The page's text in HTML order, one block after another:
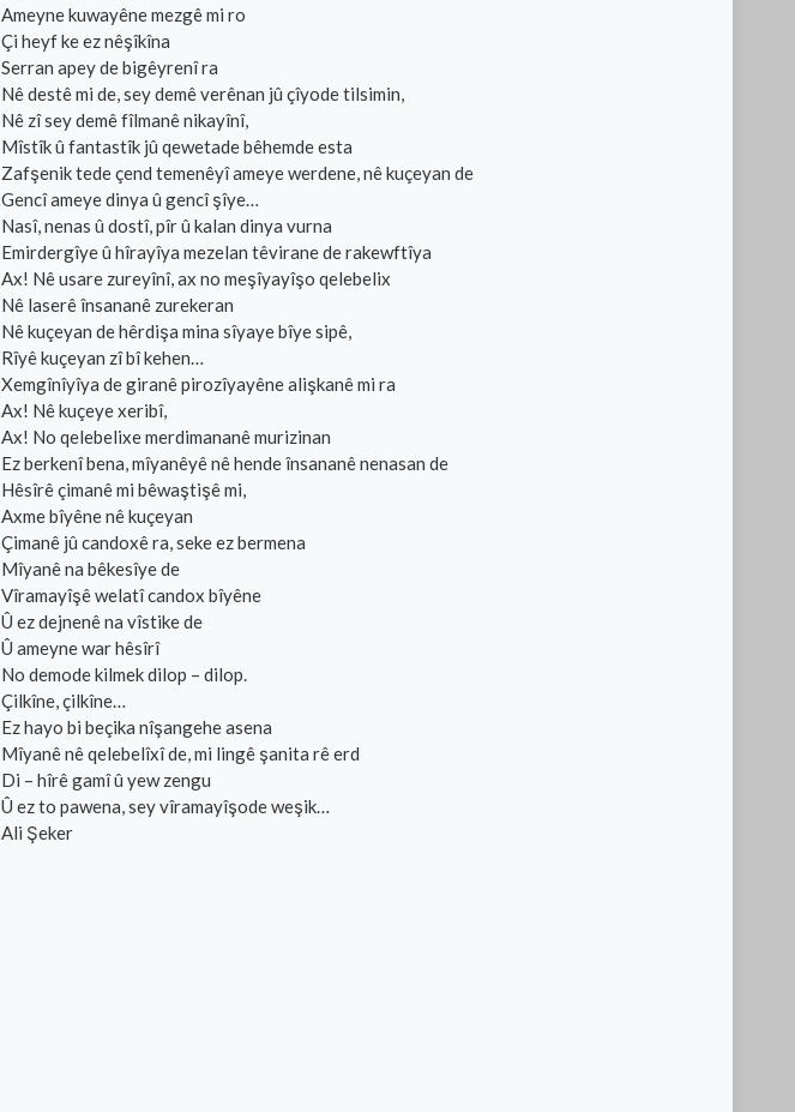
Ameyne kuwayêne mezgê mi ro
Çi heyf ke ez nêşîkîna
Serran apey de bigêyrenî ra
Nê destê mi de, sey demê verênan jû çîyode tilsimin,
Nê zî sey demê fîlmanê nikayînî,
Mîstîk û fantastîk jû qewetade bêhemde esta
Zafşenik tede çend temenêyî ameye werdene, nê kuçeyan de
Gencî ameye dinya û gencî şîye…
Nasî, nenas û dostî, pîr û kalan dinya vurna
Emirdergîye û hîrayîya mezelan têvirane de rakewftîya
Ax! Nê usare zureyînî, ax no meşîyayîşo qelebelix
Nê laserê însananê zurekeran
Nê kuçeyan de hêrdişa mina sîyaye bîye sipê,
Rîyê kuçeyan zî bî kehen…
Xemgînîyîya de giranê pirozîyayêne alişkanê mi ra
Ax! Nê kuçeye xeribî,
Ax! No qelebelixe merdimananê murizinan
Ez berkenî bena, mîyanêyê nê hende însananê nenasan de
Hêsîrê çimanê mi bêwaştişê mi,
Axme bîyêne nê kuçeyan
Çimanê jû candoxê ra, seke ez bermena
Mîyanê na bêkesîye de
Vîramayîşê welatî candox bîyêne
Û ez dejnenê na vîstike de
Û ameyne war hêsîrî
No demode kilmek dilop – dilop.
Çilkîne, çilkîne…
Ez hayo bi beçika nîşangehe asena
Mîyanê nê qelebelîxî de, mi lingê şanita rê erd
Di – hîrê gamî û yew zengu
Û ez to pawena, sey vîramayîşode weşik…
Ali Şeker